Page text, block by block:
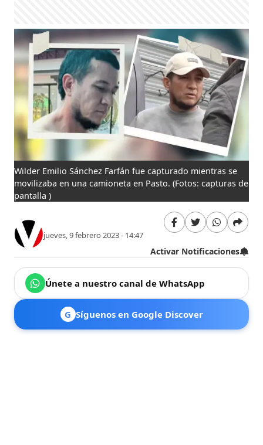
Wilder Emilio Sánchez Farfán fue capturado mientras se
movilizaba en una camioneta en Pasto. (Fotos: capturas de
pantalla )
jueves, 9 febrero 2023 - 14:47
Activar Notificaciones
Únete a nuestro canal de WhatsApp
G Síguenos en Google Discover